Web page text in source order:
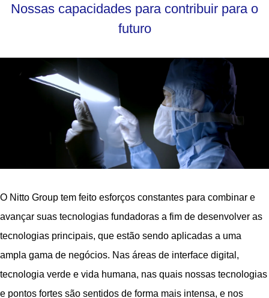
Nossas capacidades para contribuir para o
futuro
O Nitto Group tem feito esforços constantes para combinar e
avançar suas tecnologias fundadoras a fim de desenvolver as
tecnologias principais, que estão sendo aplicadas a uma
ampla gama de negócios. Nas áreas de interface digital,
tecnologia verde e vida humana, nas quais nossas tecnologias
e pontos fortes são sentidos de forma mais intensa, e nos